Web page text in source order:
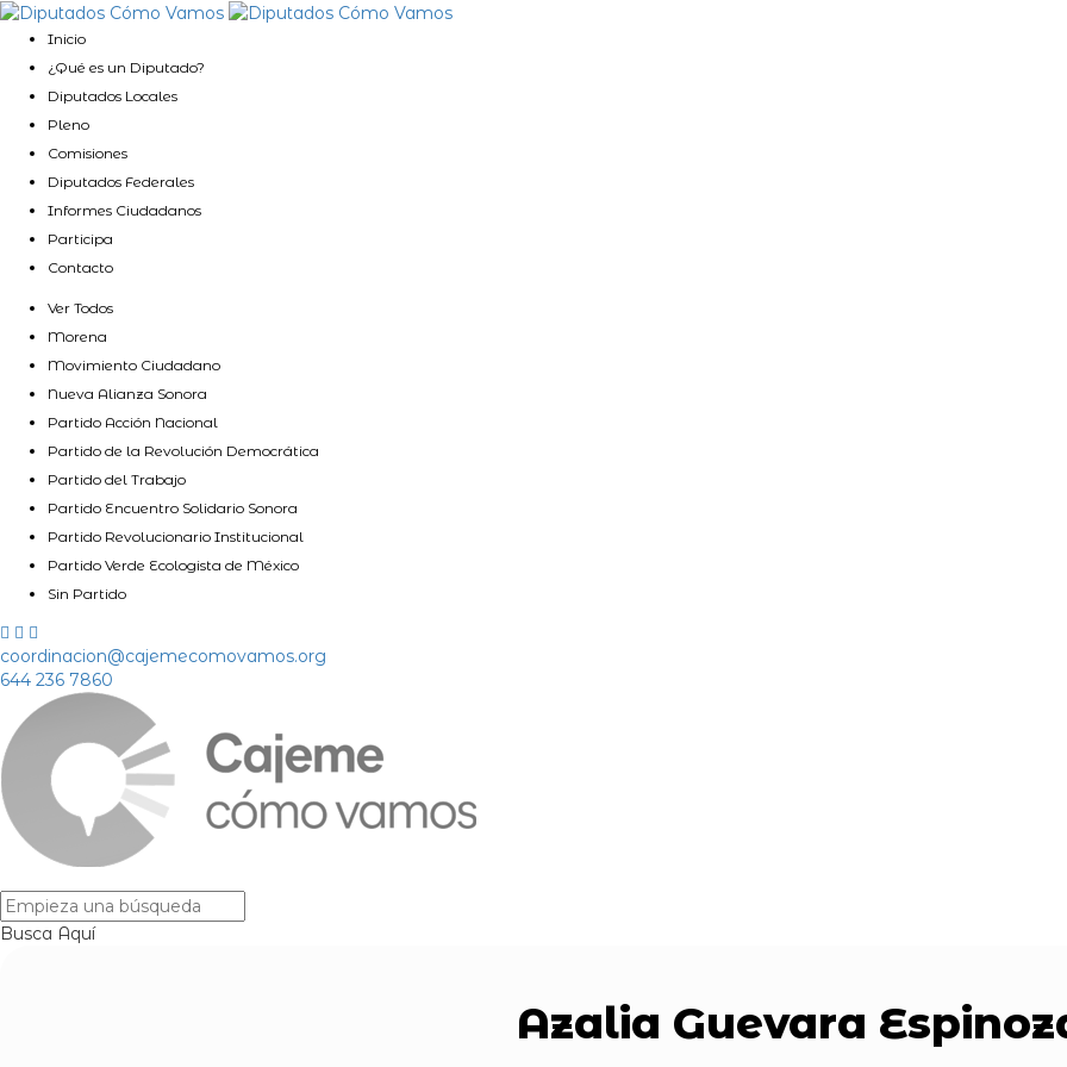
Inicio
¿Qué es un Diputado?
Diputados Locales
Pleno
Comisiones
Diputados Federales
Informes Ciudadanos
Participa
Contacto
Ver Todos
Morena
Movimiento Ciudadano
Nueva Alianza Sonora
Partido Acción Nacional
Partido de la Revolución Democrática
Partido del Trabajo
Partido Encuentro Solidario Sonora
Partido Revolucionario Institucional
Partido Verde Ecologista de México
Sin Partido
coordinacion@cajemecomovamos.org
644 236 7860
Busca Aquí
Azalia Guevara